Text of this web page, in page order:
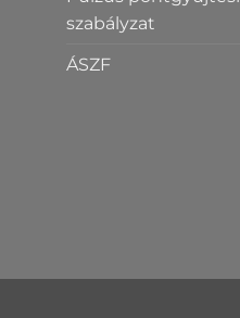
szabályzat
ÁSZF